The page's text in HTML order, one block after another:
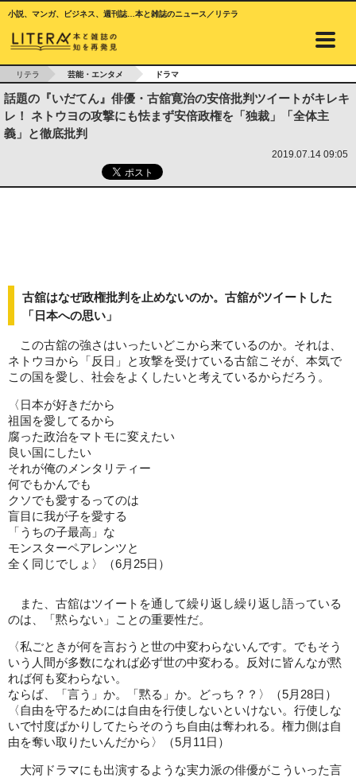
小説、マンガ、ビジネス、週刊誌…本と雑誌のニュース／リテラ
リテラ 芸能・エンタメ ドラマ
話題の『いだてん』俳優・古舘寛治の安倍批判ツイートがキレキ
レ！ ネトウヨの攻撃にも怯まず安倍政権を「独裁」「全体主
義」と徹底批判
2019.07.14 09:05
古舘はなぜ政権批判を止めないのか。古舘がツイートした
「日本への思い」
この古舘の強さはいったいどこから来ているのか。それは、
ネトウヨから「反日」と攻撃を受けている古舘こそが、本気で
この国を愛し、社会をよくしたいと考えているからだろう。
〈日本が好きだから
祖国を愛してるから
腐った政治をマトモに変えたい
良い国にしたい
それが俺のメンタリティー
何でもかんでも
クソでも愛するってのは
盲目に我が子を愛する
「うちの子最高」な
モンスターペアレンツと
全く同じでしょ〉（6月25日）
また、古舘はツイートを通して繰り返し繰り返し語っている
のは、「黙らない」ことの重要性だ。
〈私ごときが何を言おうと世の中変わらないんです。でもそう
いう人間が多数になれば必ず世の中変わる。反対に皆んなが黙
れば何も変わらない。
ならば、「言う」か。「黙る」か。どっち？？〉（5月28日）
〈自由を守るためには自由を行使しないといけない。行使しな
いで忖度ばかりしてたらそのうち自由は奪われる。権力側は自
由を奪い取りたいんだから〉（5月11日）
大河ドラマにも出演するような実力派の俳優がこういった言